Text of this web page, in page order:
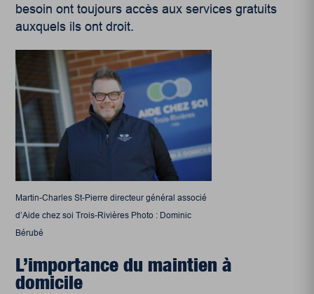
besoin ont toujours accès aux services gratuits
auxquels ils ont droit.
Martin-Charles St-Pierre directeur général associé
d’Aide chez soi Trois-Rivières Photo : Dominic
Bérubé
L’importance du maintien à
domicile